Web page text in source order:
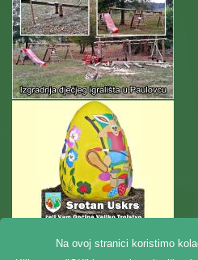
Na ovoj stranici koristimo